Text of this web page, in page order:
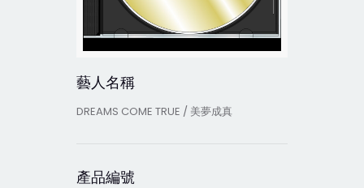
藝人名稱
DREAMS COME TRUE / 美夢成真
產品編號